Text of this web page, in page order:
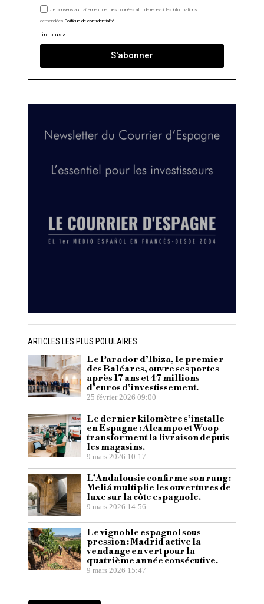
Je consens au traitement de mes données afin de recevoir les informations
demandées. Politique de confidentialité
lire plus >
S'abonner
ARTICLES LES PLUS POLULAIRES
Le Parador d’Ibiza, le premier
des Baléares, ouvre ses portes
après 17 ans et 47 millions
d’euros d’investissement.
25 février 2026 09:00
Le dernier kilomètre s’installe
en Espagne : Alcampo et Woop
transforment la livraison depuis
les magasins.
9 mars 2026 10:17
L’Andalousie confirme son rang :
Meliá multiplie les ouvertures de
luxe sur la côte espagnole.
9 mars 2026 14:56
Le vignoble espagnol sous
pression : Madrid active la
vendange en vert pour la
quatrième année consécutive.
9 mars 2026 15:47